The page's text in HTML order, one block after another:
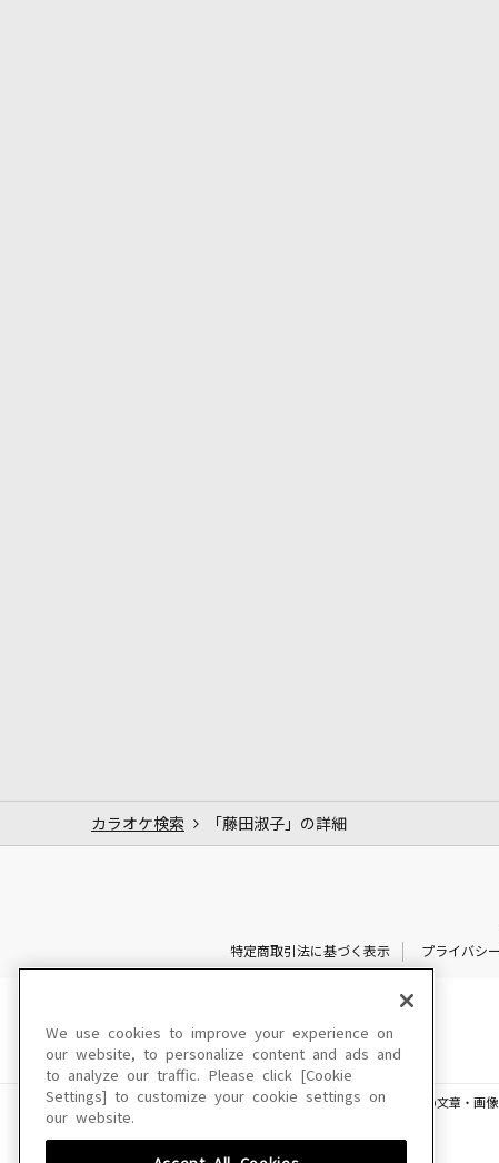
カラオケ検索 「藤田淑子」の詳細
特定商取引法に基づく表示
プライバシ
このサイトに掲載されている一切の文章・画
We use cookies to improve your experience on
our website, to personalize content and ads and
to analyze our traffic. Please click [Cookie
Settings] to customize your cookie settings on
our website.